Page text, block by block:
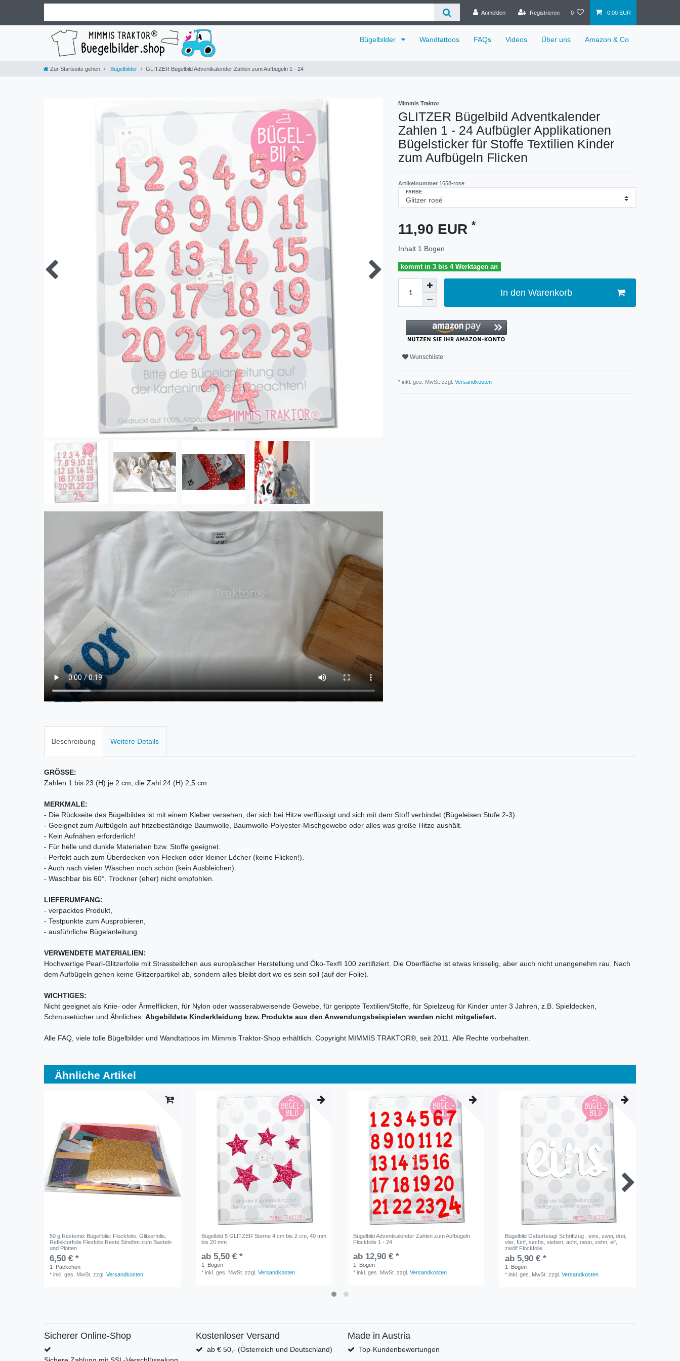
Anmelden Registrieren 0 0,00 EUR
Bügelbilder Wandtattoos FAQs Videos Über uns Amazon & Co
Zur Startseite gehen Bügelbilder GLITZER Bügelbild Adventkalender Zahlen zum Aufbügeln 1 - 24
Mimmis Traktor
GLITZER Bügelbild Adventkalender
Zahlen 1 - 24 Aufbügler Applikationen
Bügelsticker für Stoffe Textilien Kinder
zum Aufbügeln Flicken
Artikelnummer 1658-rose
FARBE
11,90 EUR *
Inhalt 1 Bogen
kommt in 3 bis 4 Werktagen an
In den Warenkorb
Wunschliste
* inkl. ges. MwSt. zzgl. Versandkosten
Beschreibung Weitere Details
GRÖSSE:
Zahlen 1 bis 23 (H) je 2 cm, die Zahl 24 (H) 2,5 cm
MERKMALE:
- Die Rückseite des Bügelbildes ist mit einem Kleber versehen, der sich bei Hitze verflüssigt und sich mit dem Stoff verbindet (Bügeleisen Stufe 2-3).
- Geeignet zum Aufbügeln auf hitzebeständige Baumwolle, Baumwolle-Polyester-Mischgewebe oder alles was große Hitze aushält.
- Kein Aufnähen erforderlich!
- Für helle und dunkle Materialien bzw. Stoffe geeignet.
- Perfekt auch zum Überdecken von Flecken oder kleiner Löcher (keine Flicken!).
- Auch nach vielen Wäschen noch schön (kein Ausbleichen).
- Waschbar bis 60°. Trockner (eher) nicht empfohlen.
LIEFERUMFANG:
- verpacktes Produkt,
- Testpunkte zum Ausprobieren,
- ausführliche Bügelanleitung.
VERWENDETE MATERIALIEN:
Hochwertige Pearl-Glitzerfolie mit Strassteilchen aus europäischer Herstellung und Öko-Tex® 100 zertifiziert. Die Oberfläche ist etwas krisselig, aber auch nicht unangenehm rau. Nach
dem Aufbügeln gehen keine Glitzerpartikel ab, sondern alles bleibt dort wo es sein soll (auf der Folie).
WICHTIGES:
Nicht geeignet als Knie- oder Ärmelflicken, für Nylon oder wasserabweisende Gewebe, für gerippte Textilien/Stoffe, für Spielzeug für Kinder unter 3 Jahren, z.B. Spieldecken,
Schmusetücher und Ähnliches. Abgebildete Kinderkleidung bzw. Produkte aus den Anwendungsbeispielen werden nicht mitgeliefert.
Alle FAQ, viele tolle Bügelbilder und Wandtattoos im Mimmis Traktor-Shop erhältlich. Copyright MIMMIS TRAKTOR®, seit 2011. Alle Rechte vorbehalten.
Ähnliche Artikel
50 g Restemix Bügelfolie: Flockfolie, Glitzerfolie,
Reflektorfolie Flexfolie Reste Streifen zum Basteln
und Plotten
6,50 € *
1
Päckchen
*inkl. ges. MwSt. zzgl.Versandkosten
Bügelbild 5 GLITZER Sterne 4 cm bis 2 cm, 40 mm
bis 20 mm
ab 5,50 € *
1
Bogen
*inkl. ges. MwSt. zzgl.Versandkosten
Bügelbild Adventkalender Zahlen zum Aufbügeln
Flockfolie 1 - 24
ab 12,90 € *
1
Bogen
*inkl. ges. MwSt. zzgl.Versandkosten
Bügelbild Geburtstag! Schriftzug , eins, zwei, drei,
vier, fünf, sechs, sieben, acht, neun, zehn, elf,
zwölf Flockfolie
ab 5,90 € *
1
Bogen
*inkl. ges. MwSt. zzgl.Versandkosten
Sicherer Online-Shop Kostenloser Versand
ab € 50,- (Österreich und Deutschland)
Made in Austria
Top-Kundenbewertungen